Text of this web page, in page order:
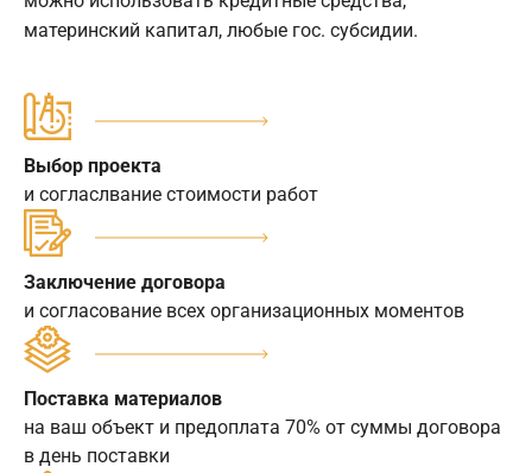
материнский капитал, любые гос. субсидии.
Выбор проекта
и согласлвание стоимости работ
Заключение договора
и согласование всех организационных моментов
Поставка материалов
на ваш объект и предоплата 70% от суммы договора
в день поставки